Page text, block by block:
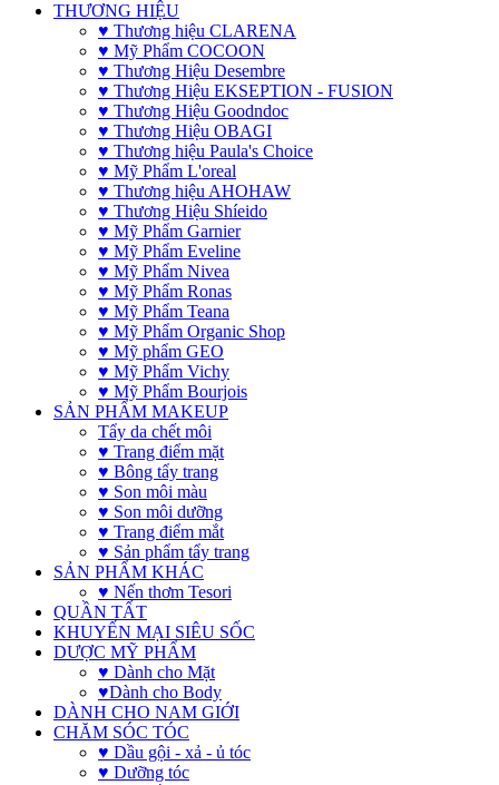
THƯƠNG HIỆU
♥ Thương hiệu CLARENA
♥ Mỹ Phẩm COCOON
♥ Thương Hiệu Desembre
♥ Thương Hiệu EKSEPTION - FUSION
♥ Thương Hiệu Goodndoc
♥ Thương Hiệu OBAGI
♥ Thương hiệu Paula's Choice
♥ Mỹ Phẩm L'oreal
♥ Thương hiệu AHOHAW
♥ Thương Hiệu Shíeido
♥ Mỹ Phẩm Garnier
♥ Mỹ Phẩm Eveline
♥ Mỹ Phẩm Nivea
♥ Mỹ Phẩm Ronas
♥ Mỹ Phẩm Teana
♥ Mỹ Phẩm Organic Shop
♥ Mỹ phẩm GEO
♥ Mỹ Phẩm Vichy
♥ Mỹ Phẩm Bourjois
SẢN PHẨM MAKEUP
Tẩy da chết môi
♥ Trang điểm mặt
♥ Bông tẩy trang
♥ Son môi màu
♥ Son môi dưỡng
♥ Trang điểm mắt
♥ Sản phẩm tẩy trang
SẢN PHẨM KHÁC
♥ Nến thơm Tesori
QUẦN TẤT
KHUYẾN MẠI SIÊU SỐC
DƯỢC MỸ PHẨM
♥ Dành cho Mặt
♥Dành cho Body
DÀNH CHO NAM GIỚI
CHĂM SÓC TÓC
♥ Dầu gội - xả - ủ tóc
♥ Dưỡng tóc